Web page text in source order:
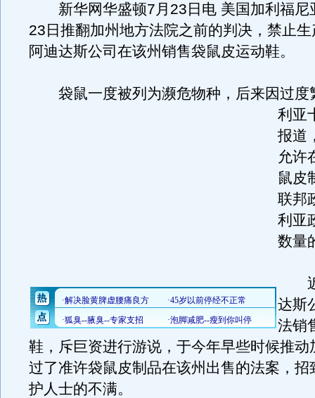
新华网华盛顿7月23日电 美国加利福尼
23日推翻加州地方法院之前的判决，禁止
阿迪达斯公司在该州销售袋鼠皮运动鞋。
袋鼠一度被列为濒危物种，后来因过度
利亚
报道
允许
鼠皮
联邦
利亚
数量
近
达斯
法销
鞋，斥巨资进行游说，于今年早些时候推动
过了准许袋鼠皮制品在该州出售的法案，招
护人士的不满。